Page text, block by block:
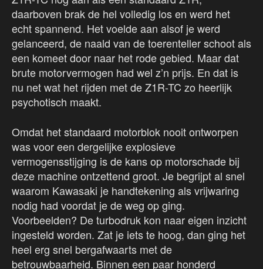
daarboven brak de hel volledig los en werd het
echt spannend. Het voelde aan alsof je werd
gelanceerd, de naald van de toerenteller schoot als
een komeet door naar het rode gebied. Maar dat
brute motorvermogen had wel z’n prijs. En dat is
nu net wat het rijden met de Z1R-TC zo heerlijk
psychotisch maakt.
Omdat het standaard motorblok nooit ontworpen
was voor een dergelijke explosieve
vermogensstijging is de kans op motorschade bij
deze machine ontzettend groot. Je begrijpt al snel
waarom Kawasaki je handtekening als vrijwaring
nodig had voordat je de weg op ging.
Voorbeelden? De turbodruk kon naar eigen inzicht
ingesteld worden. Zat je iets te hoog, dan ging het
heel erg snel bergafwaarts met de
betrouwbaarheid. Binnen een paar honderd